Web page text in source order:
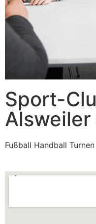
Sport-
Alsweiler
Fußball Handball Turnen